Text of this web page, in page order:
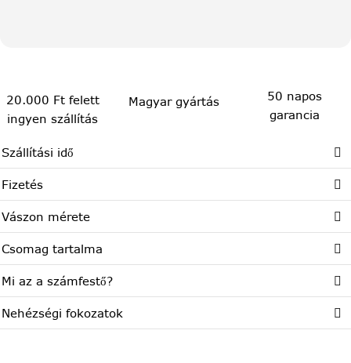
20.000 Ft felett
ingyen szállítás
Magyar gyártás
50 napos
garancia
Szállítási idő
Fizetés
Vászon mérete
Csomag tartalma
Mi az a számfestő?
Nehézségi fokozatok